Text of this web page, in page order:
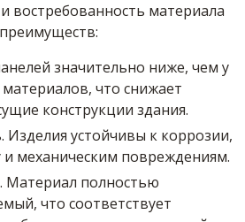
востребованность материала
значительно ниже, чем у
что снижает
конструкции здания.
Изделия устойчивы к коррозии,
и механическим повреждениям.
Материал полностью
что соответствует